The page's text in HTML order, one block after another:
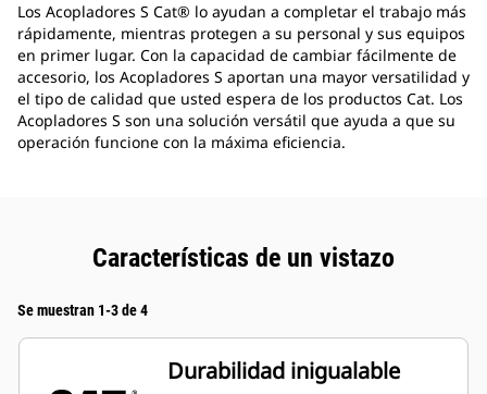
Los Acopladores S Cat® lo ayudan a completar el trabajo más
rápidamente, mientras protegen a su personal y sus equipos
en primer lugar. Con la capacidad de cambiar fácilmente de
accesorio, los Acopladores S aportan una mayor versatilidad y
el tipo de calidad que usted espera de los productos Cat. Los
Acopladores S son una solución versátil que ayuda a que su
operación funcione con la máxima eficiencia.
Características de un vistazo
Se muestran 1-3 de 4
Durabilidad inigualable